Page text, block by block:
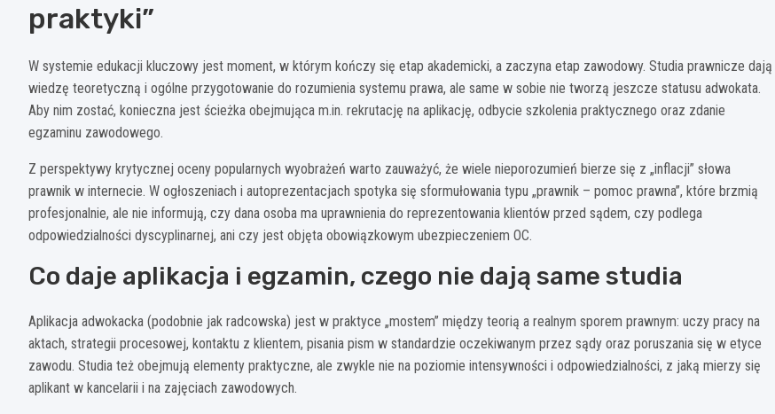
praktyki”
W systemie edukacji kluczowy jest moment, w którym kończy się etap akademicki, a zaczyna etap zawodowy. Studia prawnicze dają
wiedzę teoretyczną i ogólne przygotowanie do rozumienia systemu prawa, ale same w sobie nie tworzą jeszcze statusu adwokata.
Aby nim zostać, konieczna jest ścieżka obejmująca m.in. rekrutację na aplikację, odbycie szkolenia praktycznego oraz zdanie
egzaminu zawodowego.
Z perspektywy krytycznej oceny popularnych wyobrażeń warto zauważyć, że wiele nieporozumień bierze się z „inflacji” słowa
prawnik w internecie. W ogłoszeniach i autoprezentacjach spotyka się sformułowania typu „prawnik – pomoc prawna”, które brzmią
profesjonalnie, ale nie informują, czy dana osoba ma uprawnienia do reprezentowania klientów przed sądem, czy podlega
odpowiedzialności dyscyplinarnej, ani czy jest objęta obowiązkowym ubezpieczeniem OC.
Co daje aplikacja i egzamin, czego nie dają same studia
Aplikacja adwokacka (podobnie jak radcowska) jest w praktyce „mostem” między teorią a realnym sporem prawnym: uczy pracy na
aktach, strategii procesowej, kontaktu z klientem, pisania pism w standardzie oczekiwanym przez sądy oraz poruszania się w etyce
zawodu. Studia też obejmują elementy praktyczne, ale zwykle nie na poziomie intensywności i odpowiedzialności, z jaką mierzy się
aplikant w kancelarii i na zajęciach zawodowych.